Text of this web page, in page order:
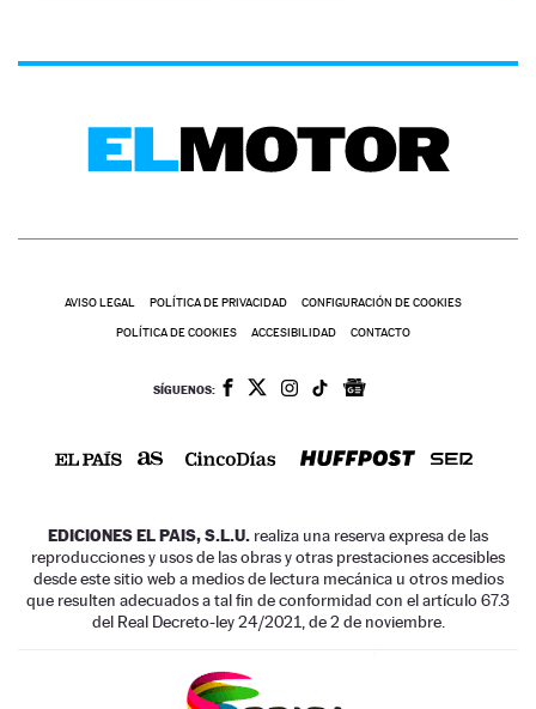
AVISO LEGAL POLÍTICA DE PRIVACIDAD CONFIGURACIÓN DE COOKIES
POLÍTICA DE COOKIES ACCESIBILIDAD CONTACTO
SÍGUENOS:
EDICIONES EL PAIS, S.L.U. realiza una reserva expresa de las
reproducciones y usos de las obras y otras prestaciones accesibles
desde este sitio web a medios de lectura mecánica u otros medios
que resulten adecuados a tal fin de conformidad con el artículo 67.3
del Real Decreto-ley 24/2021, de 2 de noviembre.